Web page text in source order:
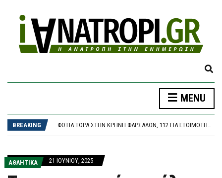
E
P
N
MENU
BREAKING
ΘΕΣΣΑΛΟΝΊΚΗ: ΠΑΡΆΣΥΡΣΗ ΠΕΖΟΎ ΑΠΌ ΙΧ ΣΤΟΝ ΔΕΝΔΡΟΠΌΤΑΜΟ
ΦΩΤΙΆ ΤΏΡΑ ΣΤΗΝ ΚΡΉΝΗ ΦΑΡΣΆΛΩΝ, 112 ΓΙΑ ΕΤΟΙΜΌΤΗΤΑ, ΕΠΙΧΕΙΡΟΎΝ ΤΡΊΑ ΑΕΡΟΣΚΆΦΗ
ΑΘΛΗΤΙΚΑ 21 ΙΟΥΝΊΟΥ, 2025